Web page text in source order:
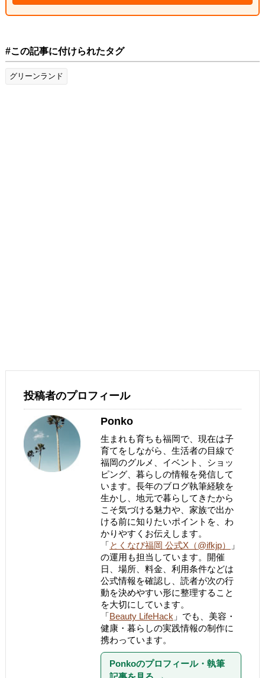
#この記事に付けられたタグ
グリーンランド
投稿者のプロフィール
Ponko
生まれも育ちも福岡で、現在は子
育てをしながら、生活者の目線で
福岡のグルメ、イベント、ショッ
ピング、暮らしの情報を発信して
います。長年のブログ執筆経験を
生かし、地元で暮らしてきたから
こそ気づける魅力や、家族で出か
ける前に知りたいポイントを、わ
かりやすくお伝えします。
「とくなび福岡 公式X（@ifkjp）
」
の運用も担当しています。開催
日、場所、料金、利用条件などは
公式情報を確認し、読者が次の行
動を決めやすい形に整理すること
を大切にしています。
「Beauty LifeHack 」でも、美容・
健康・暮らしの実践情報の制作に
携わっています。
Ponkoのプロフィール・執筆